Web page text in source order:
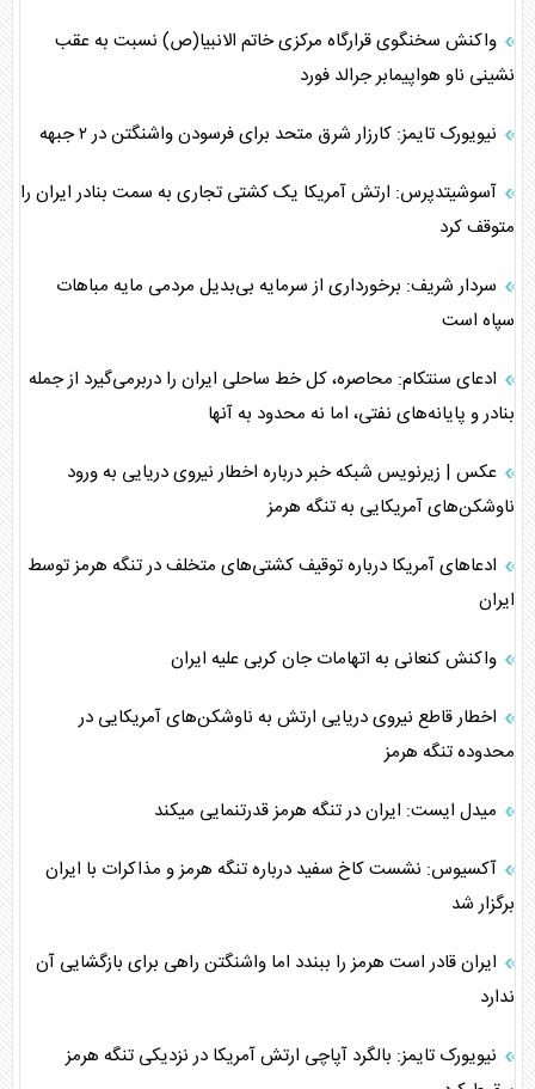
واکنش سخنگوی قرارگاه مرکزی خاتم الانبیا(ص) نسبت به عقب
نشینی ناو هواپیمابر جرالد فورد
نیویورک تایمز: کارزار شرق متحد برای فرسودن واشنگتن در ۲ جبهه
آسوشیتدپرس: ارتش آمریکا یک کشتی تجاری به سمت بنادر ایران را
متوقف کرد
سردار شریف: برخورداری از سرمایه بی‌بدیل مردمی مایه مباهات
سپاه است
ادعای سنتکام: محاصره، کل خط ساحلی ایران را دربرمی‌گیرد از جمله
بنادر و پایانه‌های نفتی، اما نه محدود به آنها
عکس | زیرنویس شبکه خبر درباره اخطار نیروی دریایی به ورود
ناوشکن‌های آمریکایی به تنگه هرمز
ادعاهای آمریکا درباره توقیف کشتی‌های متخلف در تنگه هرمز توسط
ایران
واکنش کنعانی به اتهامات جان کربی علیه ایران
اخطار قاطع نیروی دریایی ارتش به ناوشکن‌های آمریکایی در
محدوده تنگه هرمز
میدل ایست: ایران در تنگه هرمز قدرت‎نمایی می‎کند
آکسیوس: نشست کاخ سفید درباره تنگه هرمز و مذاکرات با ایران
برگزار شد
ایران قادر است هرمز را ببندد اما واشنگتن راهی برای بازگشایی آن
ندارد
نیویورک تایمز: بالگرد آپاچی ارتش آمریکا در نزدیکی تنگه هرمز